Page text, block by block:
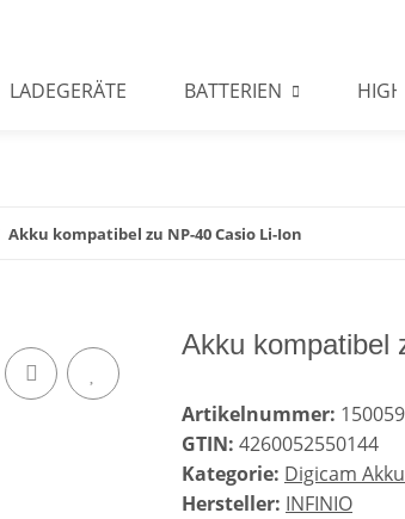
LADEGERÄTE BATTERIEN
Akku kompatibel zu NP-40 Casio Li-Ion
Akku kompatibel
Artikelnummer: 150059
GTIN: 4260052550144
Kategorie: Digicam
Hersteller: INFINIO